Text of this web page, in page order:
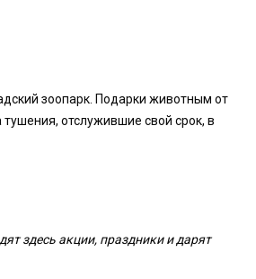
зоопарк. Подарки животным от
отслужившие свой срок, в
здесь акции, праздники и дарят